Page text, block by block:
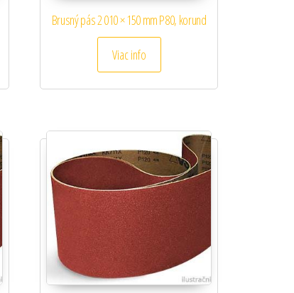
Brusný pás 2 010 × 150 mm P80, korund
Viac info